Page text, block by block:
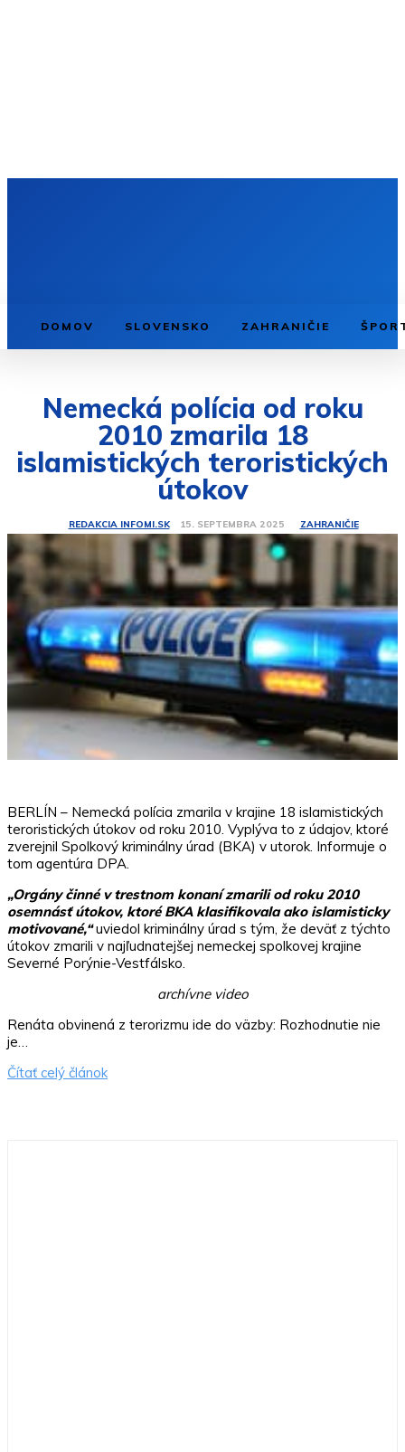
DOMOV SLOVENSKO ZAHRANIČIE
Nemecká polícia od roku
2010 zmarila 18
islamistických teroristických
útokov
REDAKCIA INFOMI.SK 15. SEPTEMBRA 2025 ZAHRANIČIE
BERLÍN – Nemecká polícia zmarila v krajine 18 islamistických
teroristických útokov od roku 2010. Vyplýva to z údajov, ktoré
zverejnil Spolkový kriminálny úrad (BKA) v utorok. Informuje o
tom agentúra DPA.
„Orgány činné v trestnom konaní zmarili od roku 2010
osemnásť útokov, ktoré BKA klasifikovala ako islamisticky
motivované,“uviedol kriminálny úrad s tým, že deväť z týchto
útokov zmarili v najľudnatejšej nemeckej spolkovej krajine
Severné Porýnie-Vestfálsko.
archívne video
Renáta obvinená z terorizmu ide do väzby: Rozhodnutie nie
je…
Čítať celý článok